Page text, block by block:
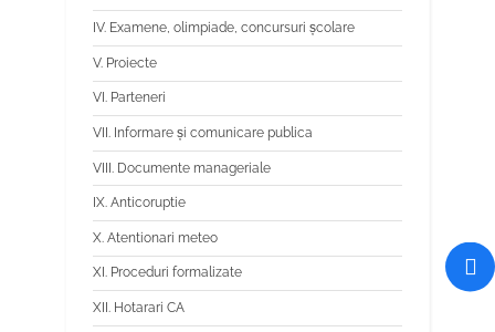
IV. Examene, olimpiade, concursuri școlare
V. Proiecte
VI. Parteneri
VII. Informare și comunicare publica
VIII. Documente manageriale
IX. Anticoruptie
X. Atentionari meteo
XI. Proceduri formalizate
XII. Hotarari CA